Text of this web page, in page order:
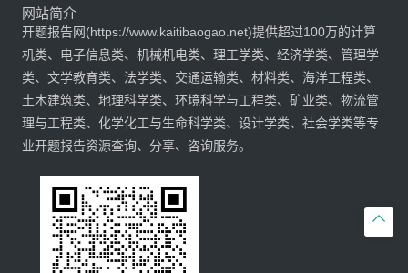

网站简介
开题报告网(https://www.kaitibaogao.net)提供超过100万的计算
机类、电子信息类、机械机电类、理工学类、经济学类、管理学
类、文学教育类、法学类、交通运输类、材料类、海洋工程类、
土木建筑类、地理科学类、环境科学与工程类、矿业类、物流管
理与工程类、化学化工与生命科学类、设计学类、社会学类等专
业开题报告资源查询、分享、咨询服务。